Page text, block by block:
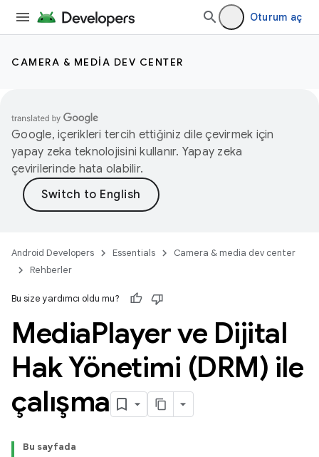
Oturum aç
CAMERA & MEDIA DEV CENTER
Google, içerikleri tercih ettiğiniz dile çevirmek için
yapay zeka teknolojisini kullanır. Yapay zeka
çevirilerinde hata olabilir.
Android Developers Essentials
Camera & media dev center
Rehberler
Bu size yardımcı oldu mu?
MediaPlayer ve Dijital
Hak Yönetimi (DRM) ile
çalışma
Bu sayfada